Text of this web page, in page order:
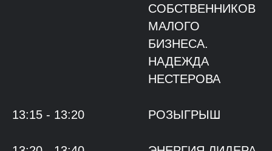
СОБСТВЕННИКОВ
МАЛОГО
БИЗНЕСА.
НАДЕЖДА
НЕСТЕРОВА
13:15 - 13:20 РОЗЫГРЫШ